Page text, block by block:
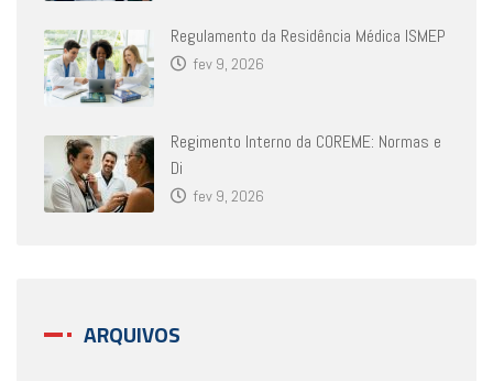
Regulamento da Residência Médica ISMEP
fev 9, 2026
Regimento Interno da COREME: Normas e
Di
fev 9, 2026
ARQUIVOS